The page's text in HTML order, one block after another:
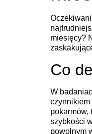
miesięcy?
Co
W
czynnikiem
pokarmów,
szybkości
powolnym